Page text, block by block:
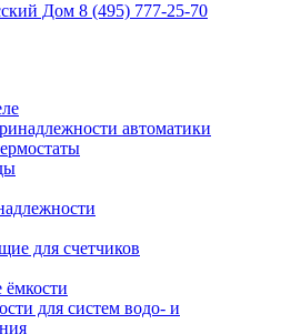
8 (495) 777-25-70
автоматики
для счетчиков
для систем водо- и